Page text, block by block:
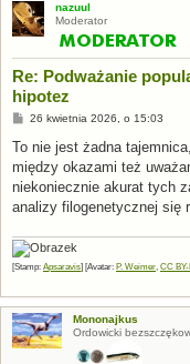
nazuul
Moderator
Re: Podważanie
hipotez
P
s
26 kwietnia 2026, o 15:03
To nie jest żadna
między okazami też
niekoniecznie akurat tych
analizy filogenetycznej się
[Stamp: Apsaravis] [Avatar: P. Weimer, CC
Mononajkus
Ordowicki